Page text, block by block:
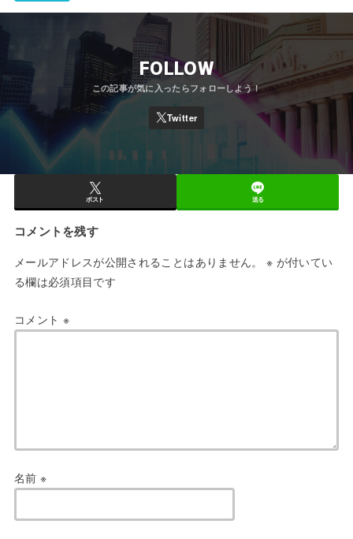
FOLLOW
ポスト 送る
コメントを残す
メールアドレスが公開されることはありません。 ※ が付いてい
る欄は必須項目です
コメント ※
名前 ※